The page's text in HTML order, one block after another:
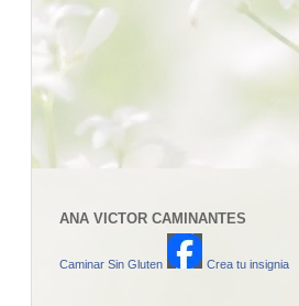
ANA VICTOR CAMINANTES
Caminar Sin Gluten Crea tu insignia